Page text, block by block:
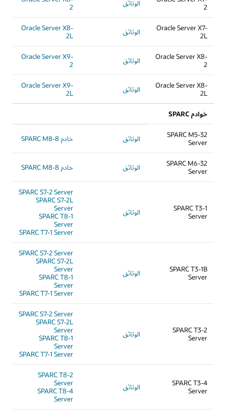
2
الوثائق
2
Oracle Server X7-
2L
الوثائق
Oracle Server X8-
2L
Oracle Server X8-
2
الوثائق
Oracle Server X9-
2
Oracle Server X8-
2L
الوثائق
Oracle Server X9-
2L
خوادم SPARC
SPARC M5-32
Server
الوثائق خادم SPARC M8-8
SPARC M6-32
Server
الوثائق خادم SPARC M8-8
SPARC T3-1
Server
الوثائق
SPARC S7-2 Server
SPARC S7-2L
Server
SPARC T8-1
Server
SPARC T7-1 Server
SPARC T3-1B
Server
الوثائق
SPARC S7-2 Server
SPARC S7-2L
Server
SPARC T8-1
Server
SPARC T7-1 Server
SPARC T3-2
Server
الوثائق
SPARC S7-2 Server
SPARC S7-2L
Server
SPARC T8-1
Server
SPARC T7-1 Server
SPARC T3-4
Server
الوثائق
SPARC T8-2
Server
SPARC T8-4
Server